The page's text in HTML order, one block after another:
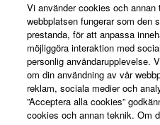
Om Yamaha
Sverige - Swedish
Vi använder cookies och
webbplatsen fungerar som den
prestanda, för att anpassa
möjliggöra interaktion med
personlig användarupplevelse.
om din användning av vår
reklam, sociala medier och
”Acceptera alla cookies”
cookies och annan teknik. Om